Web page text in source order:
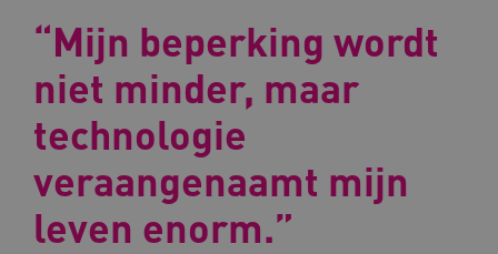
“Mijn beperking wordt
niet minder, maar
technologie
veraangenaamt mijn
leven enorm.”